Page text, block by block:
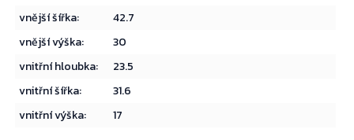
vnější šířka:
42.7
vnější výška:
30
vnitřní hloubka:
23.5
vnitřní šířka:
31.6
vnitřní výška: 17